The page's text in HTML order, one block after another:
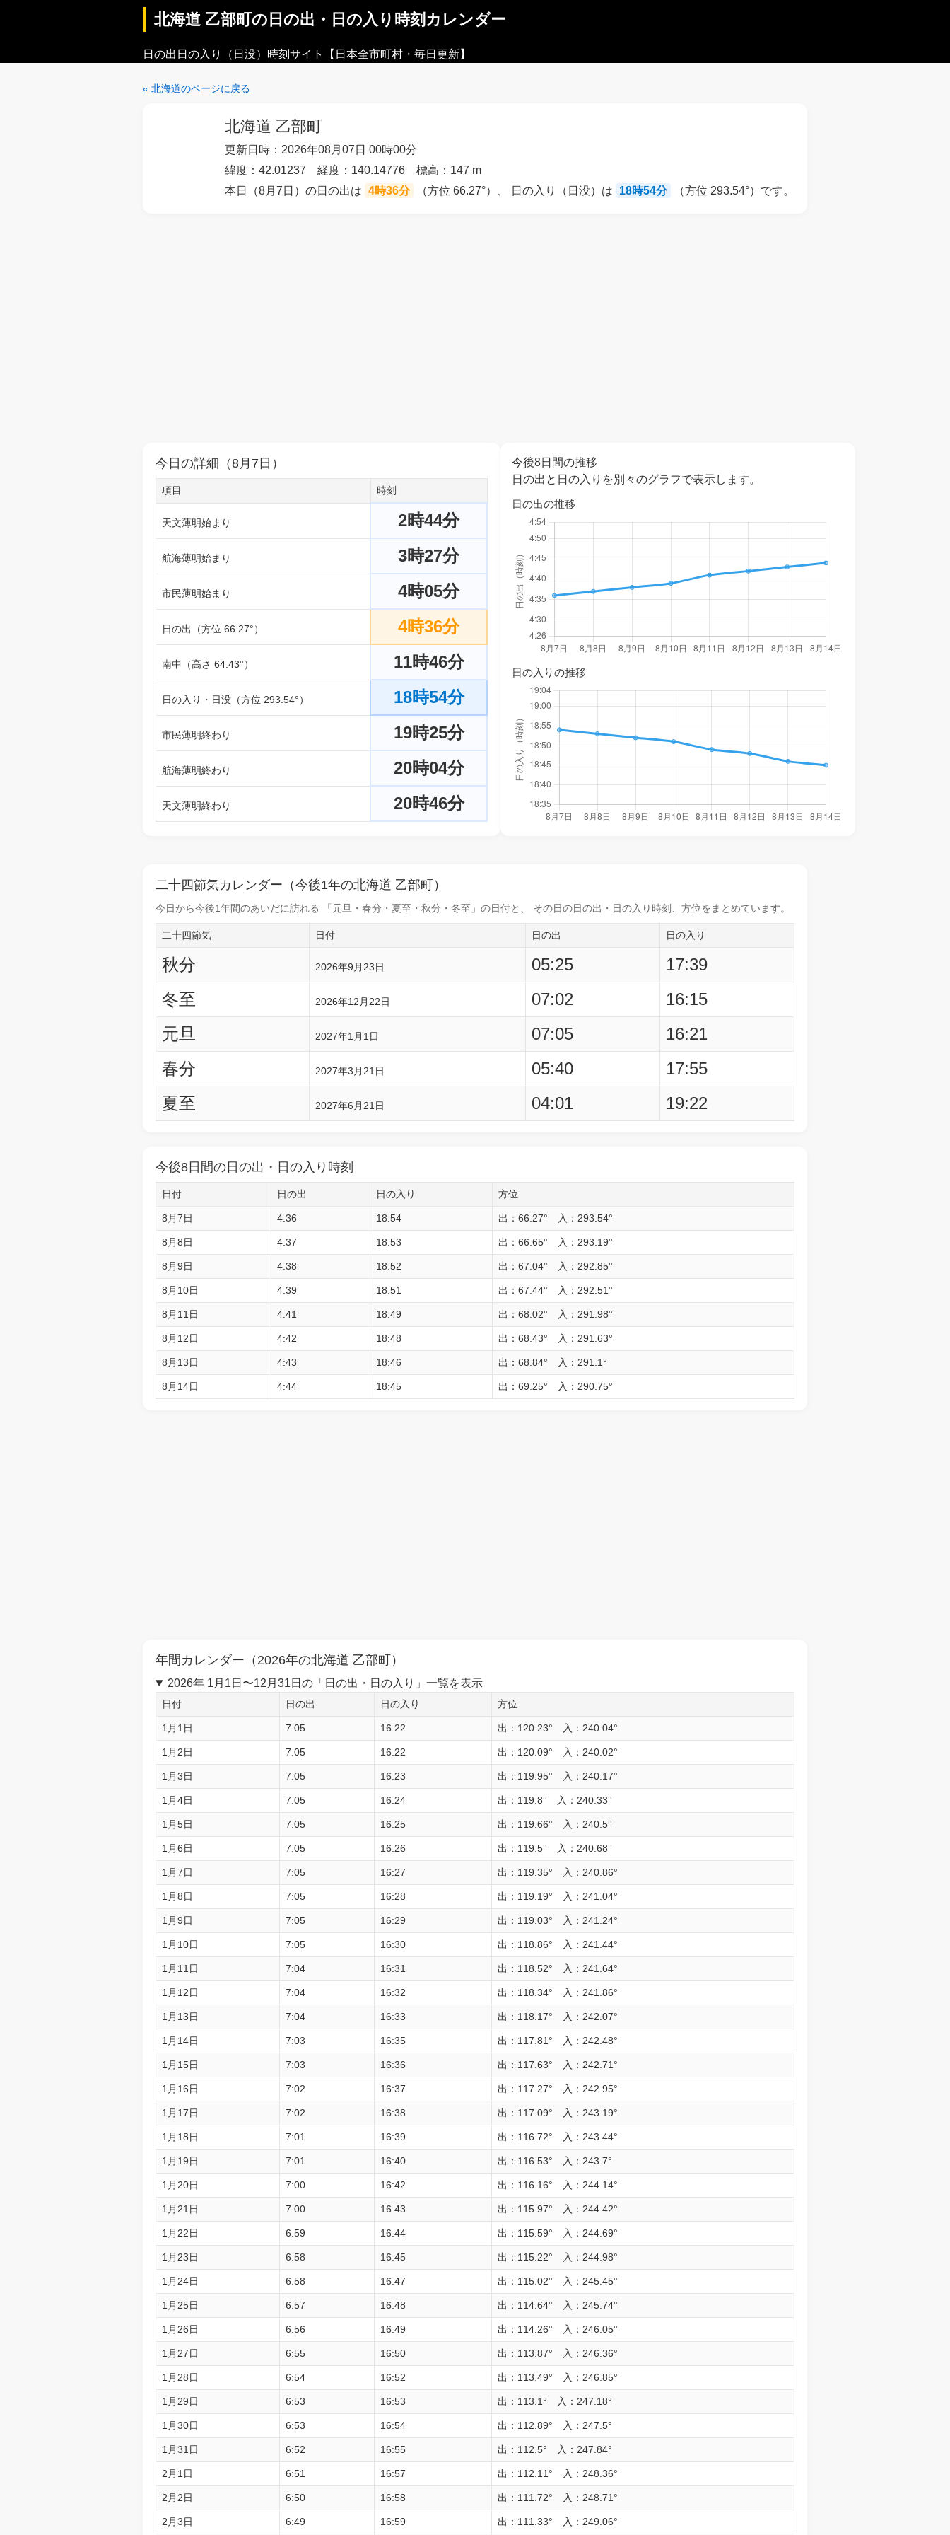
北海道 乙部町の日の出・日の入り時刻カレンダー
日の出日の入り（日没）時刻サイト【日本全市町村・毎日更新】
« 北海道のページに戻る
北海道 乙部町
更新日時：2026年08月07日 00時00分
緯度：42.01237 経度：140.14776 標高：147 m
本日（8月7日）の日の出は 4時36分 （方位 66.27°）、 日の入り（日没）は 18時54分 （方位 293.54°）です。
今日の詳細（8月7日）
項目 時刻
天文薄明始まり 2時44分
航海薄明始まり 3時27分
市民薄明始まり 4時05分
日の出（方位 66.27°） 4時36分
南中（高さ 64.43°） 11時46分
日の入り・日没（方位 293.54°） 18時54分
市民薄明終わり 19時25分
航海薄明終わり 20時04分
天文薄明終わり 20時46分
今後8日間の推移
日の出と日の入りを別々のグラフで表示します。
日の出の推移
日の入りの推移
二十四節気カレンダー（今後1年の北海道 乙部町）
今日から今後1年間のあいだに訪れる 「元旦・春分・夏至・秋分・冬至」の日付と、 その日の日の出・日の入り時刻 、方位をまとめています。
二十四節気 日付 日の出 日の入り
秋分 2026年9月23日 05:25
17:39
冬至
2026年12月22日 07:02
16:15
元旦
2027年1月1日 07:05
16:21
春分
2027年3月21日 05:40
17:55
夏至
2027年6月21日 04:01 19:22
今後8日間の日の出・日の入り時刻
日付 日の出 日の入り 方位
8月7日 4:36 18:54 出：66.27° 入：293.54°
8月8日 4:37 18:53 出：66.65° 入：293.19°
8月9日 4:38 18:52 出：67.04° 入：292.85°
8月10日 4:39 18:51 出：67.44° 入：292.51°
8月11日 4:41 18:49 出：68.02° 入：291.98°
8月12日 4:42 18:48 出：68.43° 入：291.63°
8月13日 4:43 18:46 出：68.84° 入：291.1°
8月14日 4:44 18:45 出：69.25° 入：290.75°
年間カレンダー（2026年の北海道 乙部町）
2026年 1月1日〜12月31日の「日の出・日の入り」一覧を表示
日付 日の出 日の入り 方位
1月1日 7:05 16:22 出：120.23° 入：240.04°
1月2日 7:05 16:22 出：120.09° 入：240.02°
1月3日 7:05 16:23 出：119.95° 入：240.17°
1月4日 7:05 16:24 出：119.8° 入：240.33°
1月5日 7:05 16:25 出：119.66° 入：240.5°
1月6日 7:05 16:26 出：119.5° 入：240.68°
1月7日 7:05 16:27 出：119.35° 入：240.86°
1月8日 7:05 16:28 出：119.19° 入：241.04°
1月9日 7:05 16:29 出：119.03° 入：241.24°
1月10日 7:05 16:30 出：118.86° 入：241.44°
1月11日 7:04 16:31 出：118.52° 入：241.64°
1月12日 7:04 16:32 出：118.34° 入：241.86°
1月13日 7:04 16:33 出：118.17° 入：242.07°
1月14日 7:03 16:35 出：117.81° 入：242.48°
1月15日 7:03 16:36 出：117.63° 入：242.71°
1月16日 7:02 16:37 出：117.27° 入：242.95°
1月17日 7:02 16:38 出：117.09° 入：243.19°
1月18日 7:01 16:39 出：116.72° 入：243.44°
1月19日 7:01 16:40 出：116.53° 入：243.7°
1月20日 7:00 16:42 出：116.16° 入：244.14°
1月21日 7:00 16:43 出：115.97° 入：244.42°
1月22日 6:59 16:44 出：115.59° 入：244.69°
1月23日 6:58 16:45 出：115.22° 入：244.98°
1月24日 6:58 16:47 出：115.02° 入：245.45°
1月25日 6:57 16:48 出：114.64° 入：245.74°
1月26日 6:56 16:49 出：114.26° 入：246.05°
1月27日 6:55 16:50 出：113.87° 入：246.36°
1月28日 6:54 16:52 出：113.49° 入：246.85°
1月29日 6:53 16:53 出：113.1° 入：247.18°
1月30日 6:53 16:54 出：112.89° 入：247.5°
1月31日 6:52 16:55 出：112.5° 入：247.84°
2月1日 6:51 16:57 出：112.11° 入：248.36°
2月2日 6:50 16:58 出：111.72° 入：248.71°
2月3日 6:49 16:59 出：111.33° 入：249.06°